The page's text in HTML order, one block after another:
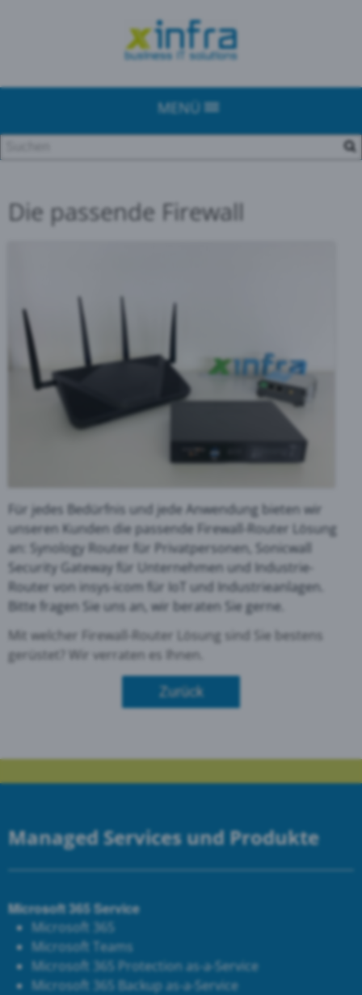
MENÜ
Die passende Firewall
Für jedes Bedürfnis und jede Anwendung bieten wir
unseren Kunden die passende Firewall-Router Lösung
an: Synology Router für Privatpersonen, Sonicwall
Security Gateway für Unternehmen und Industrie-
Router von insys-icom für IoT und Industrieanlagen.
Bitte fragen Sie uns an, wir beraten Sie gerne.
Mit welcher Firewall-Router Lösung sind Sie bestens
gerüstet? Wir verraten es Ihnen.
Zurück
Managed Services und Produkte
Microsoft 365 Service
Microsoft 365
Microsoft Teams
Microsoft 365 Protection as-a-Service
Microsoft 365 Backup as-a-Service